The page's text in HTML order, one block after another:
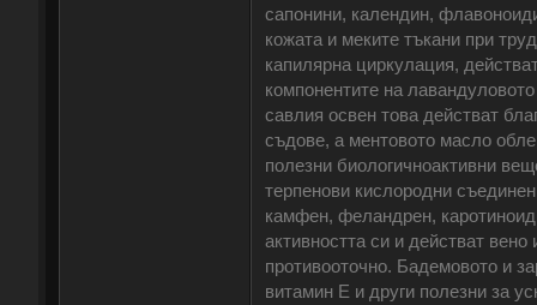
сапонини, календин,
кожата и меките тъкани при
капилярна циркулация,
компонентите на
савлия освен това действат
съдове, а ментовото масло
полезни биологичноактивни
терпенови кислородни
камфен, феландрен,
активността си и действат
противооточно. Бадемовото и
витамин Е и други полезни за